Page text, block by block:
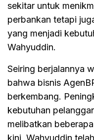
sekitar untuk
perbankan tetapi
yang menjadi
Wahyuddin.
Seiring berjalannya
bahwa bisnis
berkembang.
kebutuhan
melibatkan